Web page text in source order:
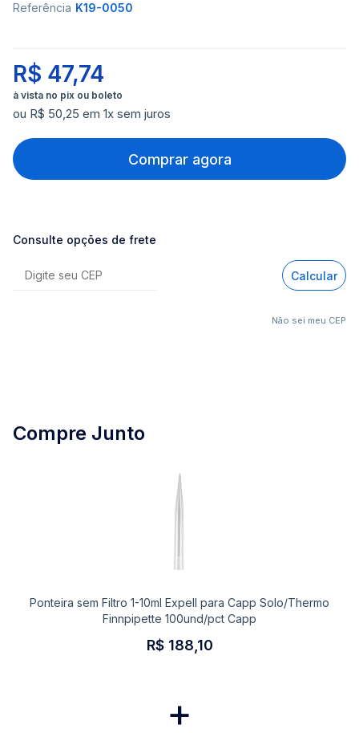
Referência K19-0050
R$ 47,74
ou R$ 50,25 em 1x sem juros
Comprar agora
Consulte opções de frete
Calcular
Não sei meu CEP
Compre Junto
Ponteira sem Filtro 1-10ml Expell para Capp Solo/Thermo
Finnpipette 100und/pct Capp
R$ 188,10
+